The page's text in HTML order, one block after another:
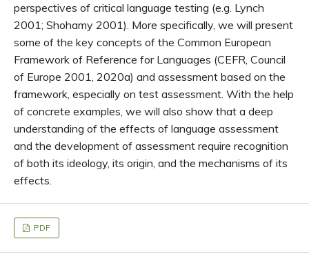
perspectives of critical language testing (e.g. Lynch
2001; Shohamy 2001). More specifically, we will present
some of the key concepts of the Common European
Framework of Reference for Languages (CEFR, Council
of Europe 2001, 2020a) and assessment based on the
framework, especially on test assessment. With the help
of concrete examples, we will also show that a deep
understanding of the effects of language assessment
and the development of assessment require recognition
of both its ideology, its origin, and the mechanisms of its
effects.
PDF